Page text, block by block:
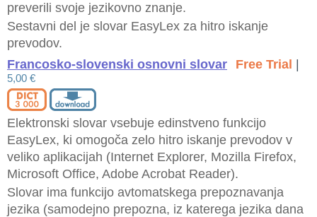
preverili svoje jezikovno znanje.
Sestavni del je slovar EasyLex za hitro iskanje
prevodov.
Francosko-slovenski osnovni slovar
Free Trial
5,00 €
Elektronski slovar vsebuje edinstveno funkcijo
EasyLex, ki omogoča zelo hitro iskanje prevodov v
veliko aplikacijah (Internet Explorer, Mozilla Firefox,
Microsoft Office, Adobe Acrobat Reader).
Slovar ima funkcijo avtomatskega prepoznavanja
jezika (samodejno prepozna, iz katerega jezika dana